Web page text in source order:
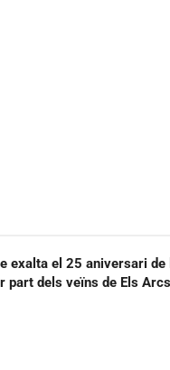
exalta el 25 aniversari
ermita per part dels veïns de Els Arcs